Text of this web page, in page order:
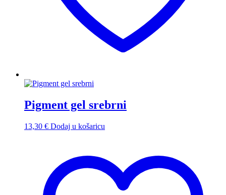
Pigment gel srebrni
13,30 € Dodaj u košaricu